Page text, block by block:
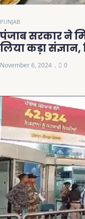
PUNJAB
पंजाब सरकार ने
लिया कड़ा
November 6, 2024 0